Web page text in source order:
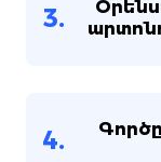
3.
4.